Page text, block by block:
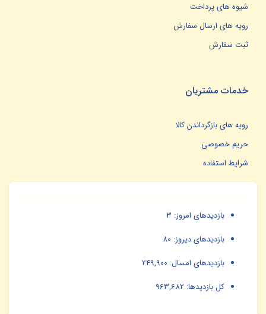
شیوه های پرداخت
رویه های ارسال سفارش
ثبت سفارش
خدمات مشتریان
رویه های بازگرداندن کالا
حریم خصوصی
شرایط استفاده
بازدیدهای امروز: 3
بازدیدهای دیروز: 80
بازدیدهای امسال: 249,900
کل بازدیدها: 963,682